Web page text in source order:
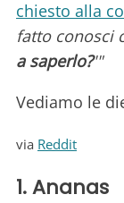
chiesto alla
fatto conosci
a saperlo?'"
Vediamo le
via Reddit
1. Ananas